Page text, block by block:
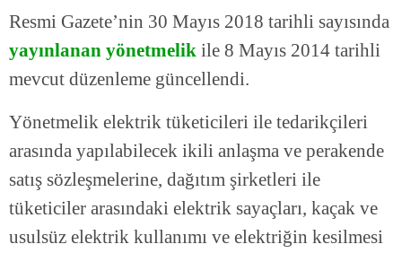
Resmi Gazete’nin 30 Mayıs 2018 tarihli sayısında
yayınlanan yönetmelik ile 8 Mayıs 2014 tarihli
mevcut düzenleme güncellendi.
Yönetmelik elektrik tüketicileri ile tedarikçileri
arasında yapılabilecek ikili anlaşma ve perakende
satış sözleşmelerine, dağıtım şirketleri ile
tüketiciler arasındaki elektrik sayaçları, kaçak ve
usulsüz elektrik kullanımı ve elektriğin kesilmesi